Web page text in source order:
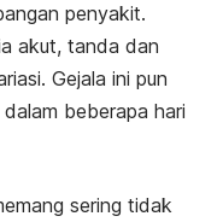
penyakit.
akut, tanda dan
Gejala ini pun
beberapa hari
sering tidak